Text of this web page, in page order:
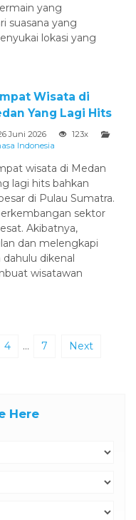
yang
suasana yang
lokasi yang
Wisata di
Yang Lagi Hits
Juni 2026
123x
Indonesia
wisata di Medan
lagi hits bahkan
di Pulau Sumatra.
sektor
Akibatnya,
dan melengkapi
dikenal
wisatawan
4 … 7 Next
Here